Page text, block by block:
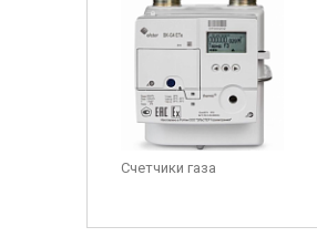
Счетчики газа